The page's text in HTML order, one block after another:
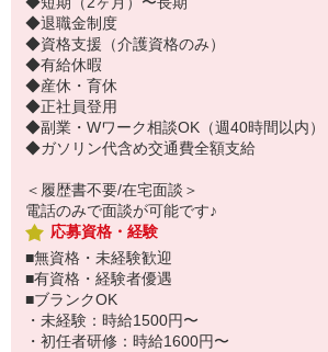
◆退職金制度
◆資格支援（介護資格のみ）
◆有給休暇
◆産休・育休
◆正社員登用
◆副業・Wワーク相談OK（週40時間以内）
◆ガソリン代含め交通費全額支給
＜履歴書不要/在宅面談＞
電話のみで面談が可能です♪
応募資格・経験
■無資格・未経験歓迎
■有資格・経験者優遇
■ブランクOK
・未経験：時給1500円〜
・初任者研修：時給1600円〜